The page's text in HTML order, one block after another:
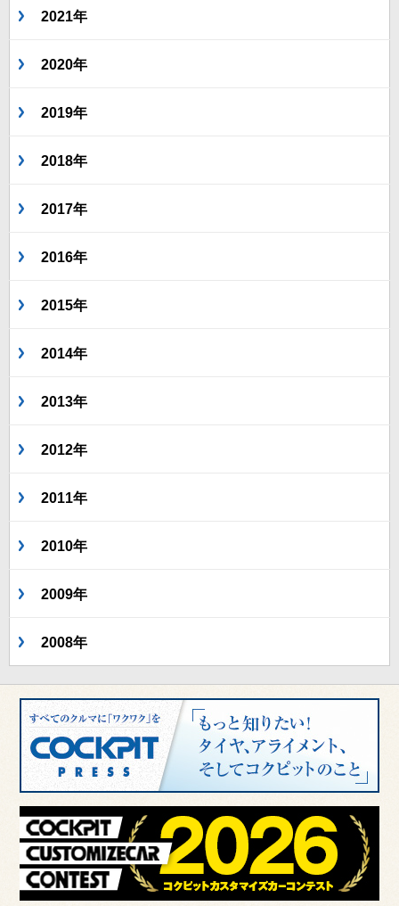
2021年
2020年
2019年
2018年
2017年
2016年
2015年
2014年
2013年
2012年
2011年
2010年
2009年
2008年